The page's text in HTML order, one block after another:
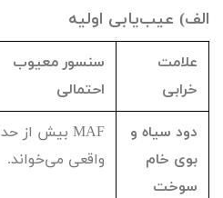
الف) عیب‌یابی اولیه
علامت
خرابی
سنسور معیوب
احتمالی
دود سیاه و
بوی خام
سوخت
MAF بیش از حد
واقعی می‌خواند.